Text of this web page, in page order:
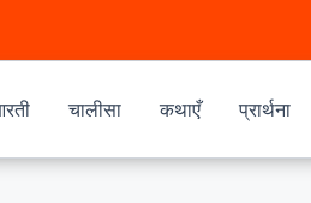
चालीसा कथाएँ प्रार्थना